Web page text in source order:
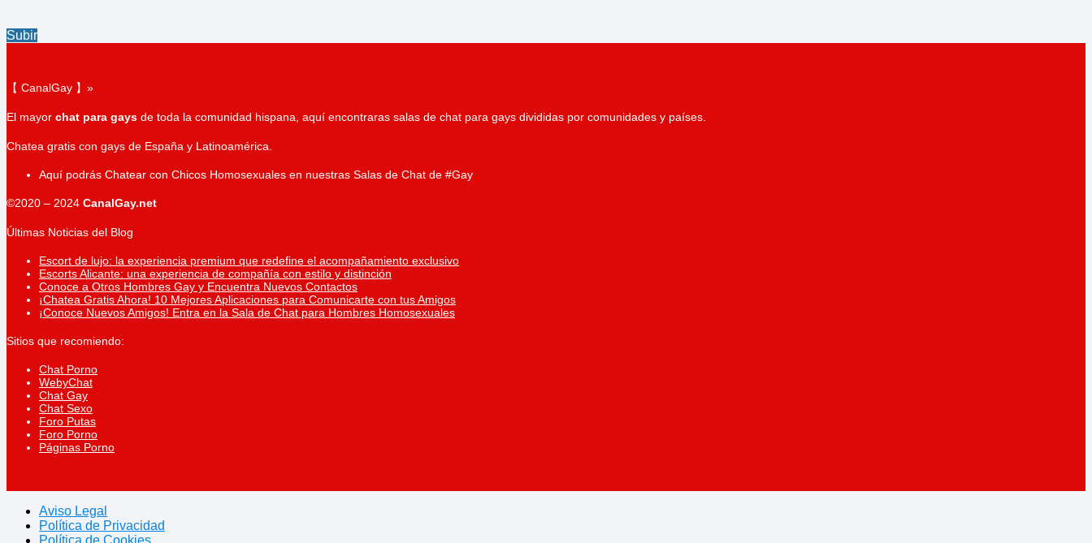
Subir
【 CanalGay 】»
El mayor chat para gays de toda la comunidad hispana, aquí encontraras salas de chat para gays divididas por comunidades y países.
Chatea gratis con gays de España y Latinoamérica.
Aquí podrás Chatear con Chicos Homosexuales en nuestras Salas de Chat de #Gay
©2020 – 2024 CanalGay.net
Últimas Noticias del Blog
Escort de lujo: la experiencia premium que redefine el acompañamiento exclusivo
Escorts Alicante: una experiencia de compañía con estilo y distinción
Conoce a Otros Hombres Gay y Encuentra Nuevos Contactos
¡Chatea Gratis Ahora! 10 Mejores Aplicaciones para Comunicarte con tus Amigos
¡Conoce Nuevos Amigos! Entra en la Sala de Chat para Hombres Homosexuales
Sitios que recomiendo:
Chat Porno
WebyChat
Chat Gay
Chat Sexo
Foro Putas
Foro Porno
Páginas Porno
Aviso Legal
Política de Privacidad
Política de Cookies